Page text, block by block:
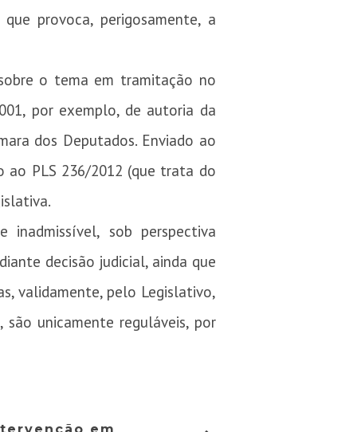
provoca, perigosamente, a
o tema em tramitação no
por exemplo, de autoria da
dos Deputados. Enviado ao
ao PLS 236/2012 (que trata do
sob perspectiva
decisão judicial, ainda que
validamente, pelo Legislativo,
unicamente reguláveis, por